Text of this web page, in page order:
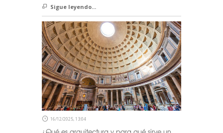
Sigue leyendo...
16/12/2025, 13:04